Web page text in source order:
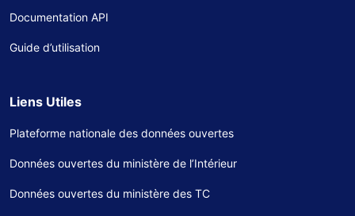
Documentation API
Guide d’utilisation
Liens Utiles
Plateforme nationale des données ouvertes
Données ouvertes du ministère de l’Intérieur
Données ouvertes du ministère des TC